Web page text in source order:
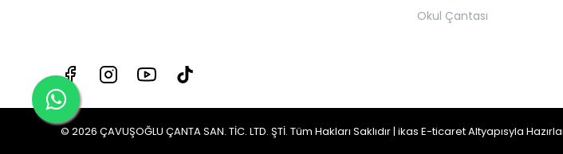
Okul Çantası
© 2026 ÇAVUŞOĞLU ÇANTA SAN. TİC. LTD. ŞTİ. Tüm Hakları Saklıdır | ikas E-ticaret Altyapısyla